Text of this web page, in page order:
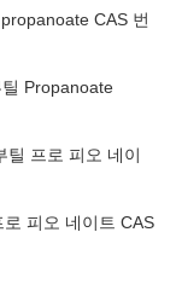
CAS 번
Propanoate
틸 프로 피오 네이
피오 네이트 CAS